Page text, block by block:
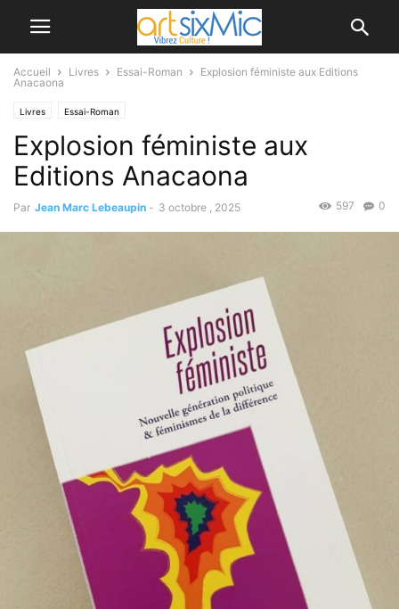
Accueil Livres Essai-Roman
Explosion féministe aux Editions
Anacaona
Livres Essai-Roman
Explosion féministe aux
Editions Anacaona
Par Jean Marc Lebeaupin - 3 octobre , 2025 0
597